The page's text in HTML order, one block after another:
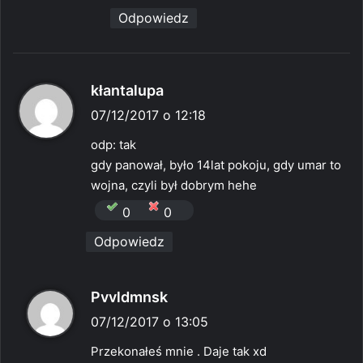
Odpowiedz
kłantalupa
i
z
e
07/12/2017 o 12:18
odp: tak
gdy panował, było 14lat pokoju, gdy umar to
wojna, czyli był dobrym hehe
0
0
Odpowiedz
Pvvldmnsk
i
07/12/2017 o 13:05
Przekonałeś mnie . Daje tak xd